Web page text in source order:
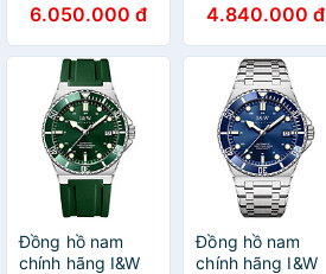
Kính sapphire
chống
xước,Chống
nước 50m,BH24
tháng,máy
Automatic ( cơ)
,dây cao su chính
hãng chống nước
tuyệt đối,vỏ thép
không gỉ bền bỉ
6.050.000 đ
hàng mới fullbox,
Kính chống
xước,Chống
nước 50m,Bảo
hành dài
hạn,Máy Cơ
Automatic,dây
kim loại xịn
4.840.000 đ
Đồng hồ nam
chính hãng I&W
Đồng hồ nam
chính hãng I&W